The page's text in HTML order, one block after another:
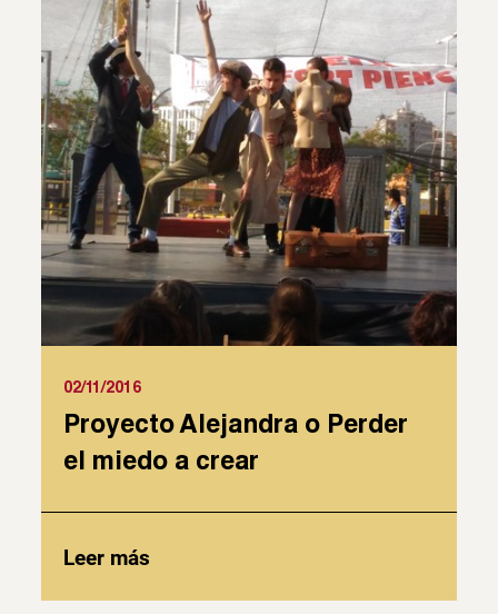
02/11/2016
Proyecto Alejandra o Perder
el miedo a crear
Leer más